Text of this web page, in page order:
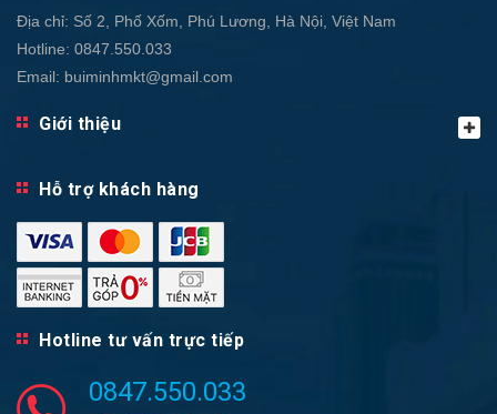
Địa chỉ: Số 2, Phố Xốm, Phú Lương, Hà Nội, Việt Nam
Hotline: 0847.550.033
Email: buiminhmkt@gmail.com
Giới thiệu
Hỗ trợ khách hàng
Hotline tư vấn trực tiếp
0847.550.033